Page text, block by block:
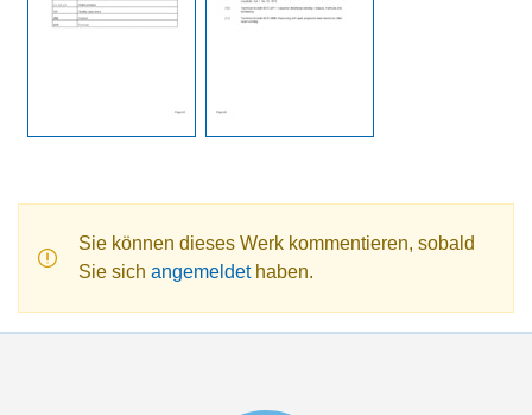
Sie können dieses Werk kommentieren, sobald
Sie sich angemeldethaben.